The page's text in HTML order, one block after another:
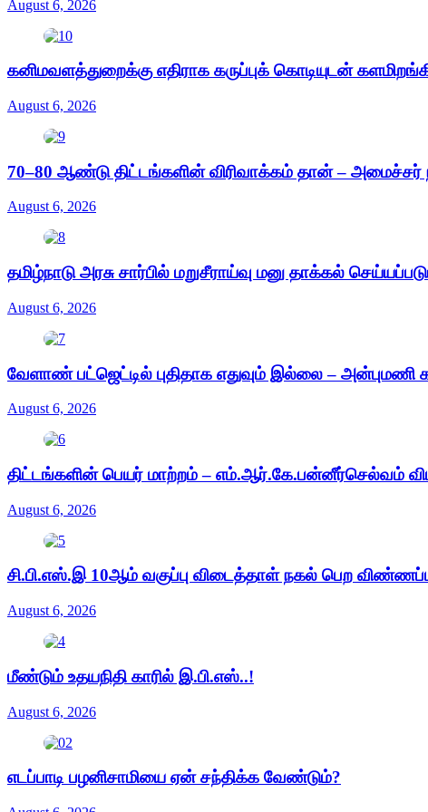
August 6, 2026
கனிமவளத்துறைக்கு எதிராக கருப்புக் கொடியுடன்
August 6, 2026
70–80 ஆண்டு திட்டங்களின் விரிவாக்கம் தான் – அமைச்சர்
August 6, 2026
தமிழ்நாடு அரசு சார்பில் மறுசீராய்வு மனு தாக்கல்
August 6, 2026
வேளாண் பட்ஜெட்டில் புதிதாக எதுவும் இல்லை – அன்புமணி
August 6, 2026
திட்டங்களின் பெயர் மாற்றம் – எம்.ஆர்.கே.பன்னீர்செல்வம்
August 6, 2026
சி.பி.எஸ்.இ 10ஆம் வகுப்பு விடைத்தாள் நகல் பெற
August 6, 2026
மீண்டும் உதயநிதி காரில் இ.பி.எஸ்..!
August 6, 2026
எடப்பாடி பழனிசாமியை ஏன் சந்திக்க வேண்டும்?